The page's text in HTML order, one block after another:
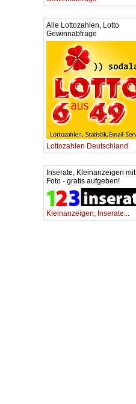
Alle Lottozahlen, Lotto
Gewinnabfrage
Lottozahlen Deutschland
Inserate, Kleinanzeigen mit
Foto - gratis aufgeben!
Kleinanzeigen, Inserate...